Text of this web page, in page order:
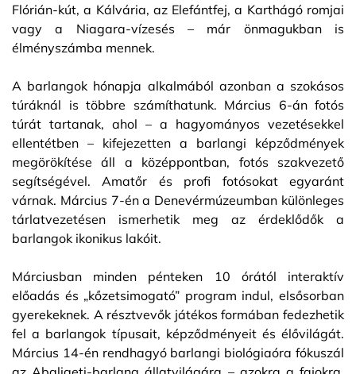
Flórián-kút, a Kálvária, az Elefántfej, a Karthágó romjai
vagy a Niagara-vízesés – már önmagukban is
élményszámba mennek.
A barlangok hónapja alkalmából azonban a szokásos
túráknál is többre számíthatunk. Március 6-án fotós
túrát tartanak, ahol – a hagyományos vezetésekkel
ellentétben – kifejezetten a barlangi képződmények
megörökítése áll a középpontban, fotós szakvezető
segítségével. Amatőr és profi fotósokat egyaránt
várnak. Március 7-én a Denevérmúzeumban különleges
tárlatvezetésen ismerhetik meg az érdeklődők a
barlangok ikonikus lakóit.
Márciusban minden pénteken 10 órától interaktív
előadás és „kőzetsimogató” program indul, elsősorban
gyerekeknek. A résztvevők játékos formában fedezhetik
fel a barlangok típusait, képződményeit és élővilágát.
Március 14-én rendhagyó barlangi biológiaóra fókuszál